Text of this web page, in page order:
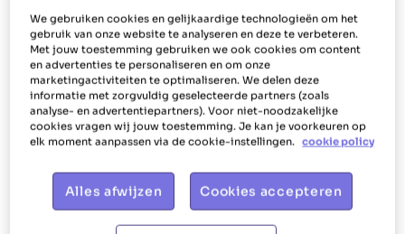
De schoonmaak bij mensen thuis, daar ben je
verantwoordelijk voor als huishoudhulp in Ruien.
Daarnaast voer je als poetsvrouw of -man ook
bijkomende huishoudelijke taken uit zoals lakens
verversen, bedden opmaken, strijken, ramen
lappen, afwassen, vaat opbergen, maaltijden
Ons aanbod
We gebruiken cookies en gelijkaardige technologieën om het
gebruik van onze website te analyseren en deze te verbeteren.
Met jouw toestemming gebruiken we ook cookies om content
en advertenties te personaliseren en om onze
marketingactiviteiten te optimaliseren. We delen deze
informatie met zorgvuldig geselecteerde partners (zoals
analyse- en advertentiepartners). Voor niet-noodzakelijke
cookies vragen wij jouw toestemming. Je kan je voorkeuren op
elk moment aanpassen via de cookie-instellingen. cookie policy
Alles afwijzen Cookies accepteren